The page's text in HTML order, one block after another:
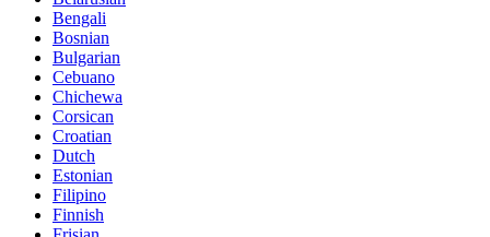
Bengali
Bosnian
Bulgarian
Cebuano
Chichewa
Corsican
Croatian
Dutch
Estonian
Filipino
Finnish